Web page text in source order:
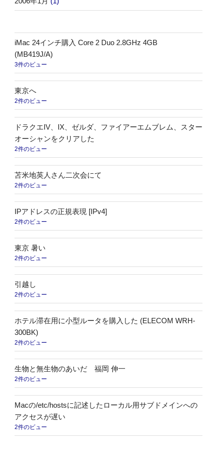
iMac 24インチ購入 Core 2 Duo 2.8GHz 4GB
(MB419J/A)
3件のビュー
東京へ
2件のビュー
ドラクエIV、IX、ゼルダ、ファイアーエムブレム、スター
オーシャンをクリアした
2件のビュー
苫米地英人さん二次会にて
2件のビュー
IPアドレスの正規表現 [IPv4]
2件のビュー
東京 暑い
2件のビュー
引越し
2件のビュー
ホテル滞在用に小型ルータを購入した (ELECOM WRH-
300BK)
2件のビュー
生物と無生物のあいだ 福岡 伸一
2件のビュー
Macの/etc/hostsに記述したローカル用サブドメインへの
アクセスが遅い
2件のビュー